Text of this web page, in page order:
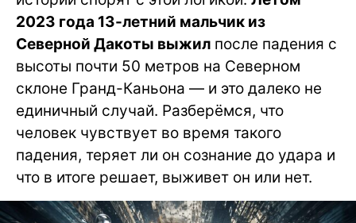
2023 года 13-летний мальчик из
Северной Дакоты выжил после падения с
высоты почти 50 метров на Северном
склоне Гранд-Каньона — и это далеко не
единичный случай. Разберёмся, что
человек чувствует во время такого
падения, теряет ли он сознание до удара и
что в итоге решает, выживет он или нет.